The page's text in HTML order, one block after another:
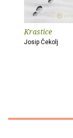
Krastice
Josip Čekolj